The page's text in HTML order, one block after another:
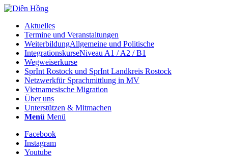
Aktuelles
Termine und Veranstaltungen
WeiterbildungAllgemeine und Politische
IntegrationskurseNiveau A1 / A2 / B1
Wegweiserkurse
SprInt Rostock und SprInt Landkreis Rostock
Netzwerkfür Sprachmittlung in MV
Vietnamesische Migration
Über uns
Unterstützen & Mitmachen
Menü Menü
Facebook
Instagram
Youtube